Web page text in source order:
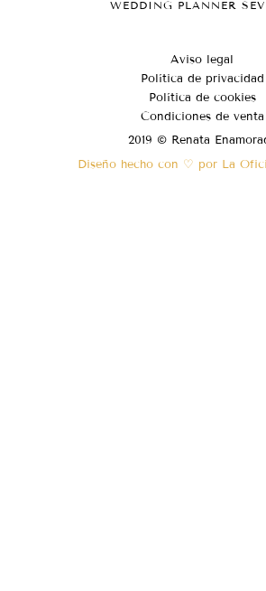
WEDDING PLANNER
Aviso legal
Política de privacidad
Política de cookies
Condiciones de venta
2019 © Renata
Diseño hecho con ♡ por La